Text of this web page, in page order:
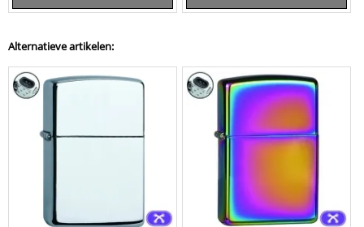
Alternatieve artikelen: